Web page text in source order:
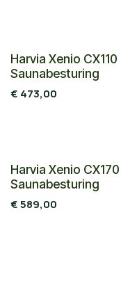
Harvia Xenio CX110
Saunabesturing
€ 473,00
Harvia Xenio CX170
Saunabesturing
€589,00